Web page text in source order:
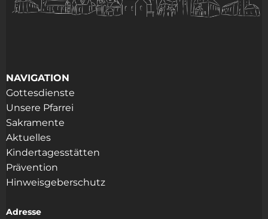
NAVIGATION
Gottesdienste
Unsere Pfarrei
Sakramente
Aktuelles
Kindertagesstätten
Prävention
Hinweisgeberschutz
Adresse